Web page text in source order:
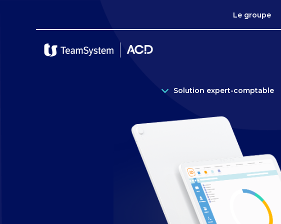
Le groupe
Solution expert-comptable